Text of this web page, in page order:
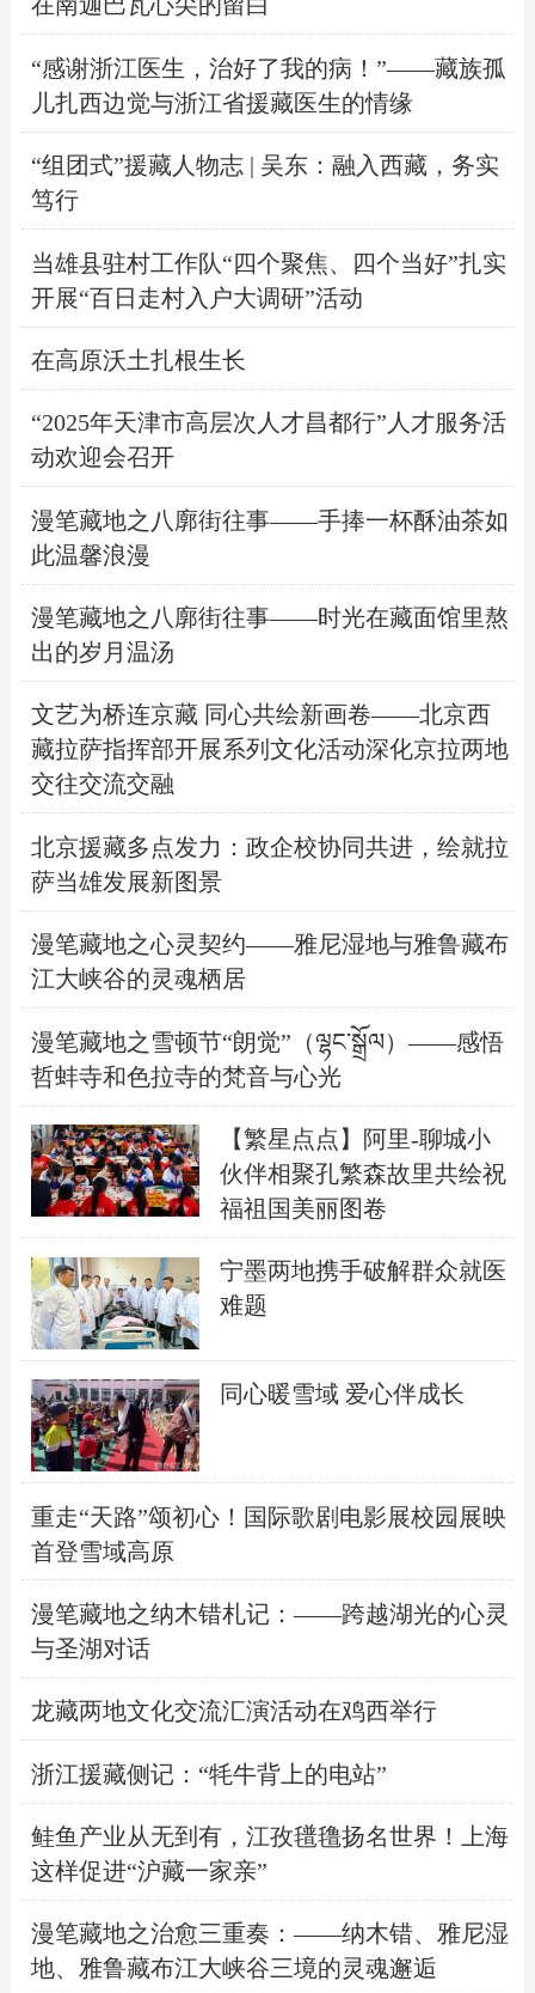
在南迦巴瓦心尖的留白
“感谢浙江医生，治好了我的病！”——藏族孤
儿扎西边觉与浙江省援藏医生的情缘
“组团式”援藏人物志 | 吴东：融入西藏，务实
笃行
当雄县驻村工作队“四个聚焦、四个当好”扎实
开展“百日走村入户大调研”活动
在高原沃土扎根生长
“2025年天津市高层次人才昌都行”人才服务活
动欢迎会召开
漫笔藏地之八廓街往事——手捧一杯酥油茶如
此温馨浪漫
漫笔藏地之八廓街往事——时光在藏面馆里熬
出的岁月温汤
文艺为桥连京藏 同心共绘新画卷——北京西
藏拉萨指挥部开展系列文化活动深化京拉两地
交往交流交融
北京援藏多点发力：政企校协同共进，绘就拉
萨当雄发展新图景
漫笔藏地之心灵契约——雅尼湿地与雅鲁藏布
江大峡谷的灵魂栖居
漫笔藏地之雪顿节“朗觉”（ལྷང་སྒྲོལ）——感悟
哲蚌寺和色拉寺的梵音与心光
【繁星点点】阿里-聊城小
伙伴相聚孔繁森故里共绘祝
福祖国美丽图卷
宁墨两地携手破解群众就医
难题
同心暖雪域 爱心伴成长
重走“天路”颂初心！国际歌剧电影展校园展映
首登雪域高原
漫笔藏地之纳木错札记：——跨越湖光的心灵
与圣湖对话
龙藏两地文化交流汇演活动在鸡西举行
浙江援藏侧记：“牦牛背上的电站”
鲑鱼产业从无到有，江孜氆氇扬名世界！上海
这样促进“沪藏一家亲”
漫笔藏地之治愈三重奏：——纳木错、雅尼湿
地、雅鲁藏布江大峡谷三境的灵魂邂逅